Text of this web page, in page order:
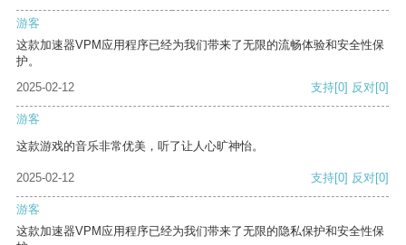
游客
这款加速器VPM应用程序已经为我们带来了无限的流畅体验和安全性保
护。
2025-02-12
支持[0] 反对[0]
游客
这款游戏的音乐非常优美，听了让人心旷神怡。
2025-02-12 支持[0] 反对[0]
游客
这款加速器VPM应用程序已经为我们带来了无限的隐私保护和安全性保